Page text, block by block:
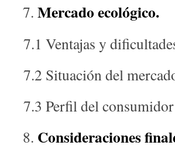
Mercado ecológico.
7.1 Ventajas y
7.2 Situación del
7.3 Perfil del
Consideraciones